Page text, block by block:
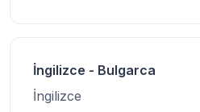
İngilizce - Bulgarca
İngilizce